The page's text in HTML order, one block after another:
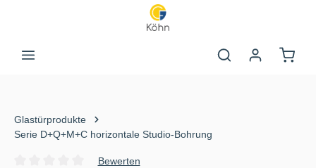
Glastürprodukte
Serie D+Q+M+C horizontale Studio-Bohrung
Bewerten